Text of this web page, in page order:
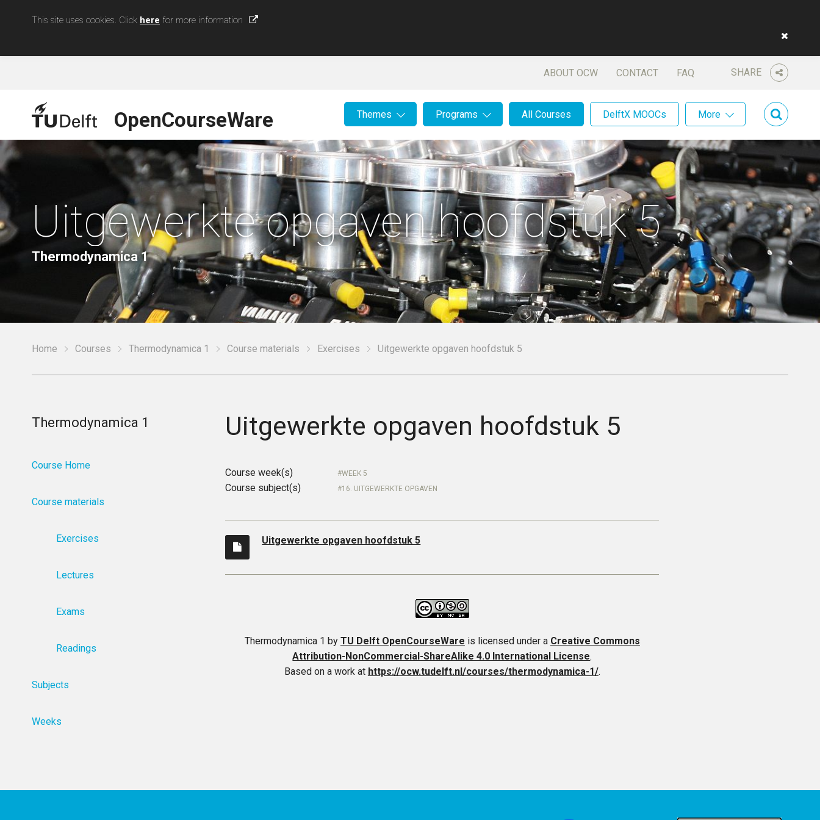
This site uses cookies. Click here for more information
SHARE
ABOUT OCW CONTACT FAQ
OpenCourseWare Themes Programs All Courses DelftX MOOCs More
Uitgewerkte opgaven hoofdstuk 5
Thermodynamica 1
Home Courses Thermodynamica 1 Course materials Exercises Uitgewerkte opgaven hoofdstuk 5
Uitgewerkte opgaven hoofdstuk 5
Course week(s) WEEK 5
Course subject(s) 16. UITGEWERKTE OPGAVEN
Uitgewerkte opgaven hoofdstuk 5
Thermodynamica 1 by TU Delft OpenCourseWare is licensed under a Creative Commons
Attribution-NonCommercial-ShareAlike 4.0 International License.
Based on a work at https://ocw.tudelft.nl/courses/thermodynamica-1/.
Thermodynamica 1
Course Home
Course materials
Exercises
Lectures
Exams
Readings
Subjects
Weeks